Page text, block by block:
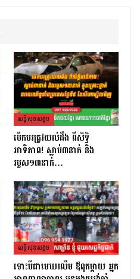
សន្តិសុខសង្គម
បើកបរត្រូវយល់ដឹង ពីសិទ្ធិ
អាទិភាព! ស្លាប់៣នាក់ និង
របួស១៣នាក់…
សន្តិសុខសង្គម
ទោះបីជាមេឃរលឹម ឪពុកម្ដាយ អ្នក